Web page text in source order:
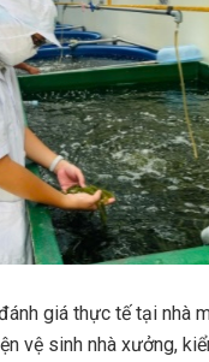
giá thực tế tại nhà
vệ sinh nhà xưởng,